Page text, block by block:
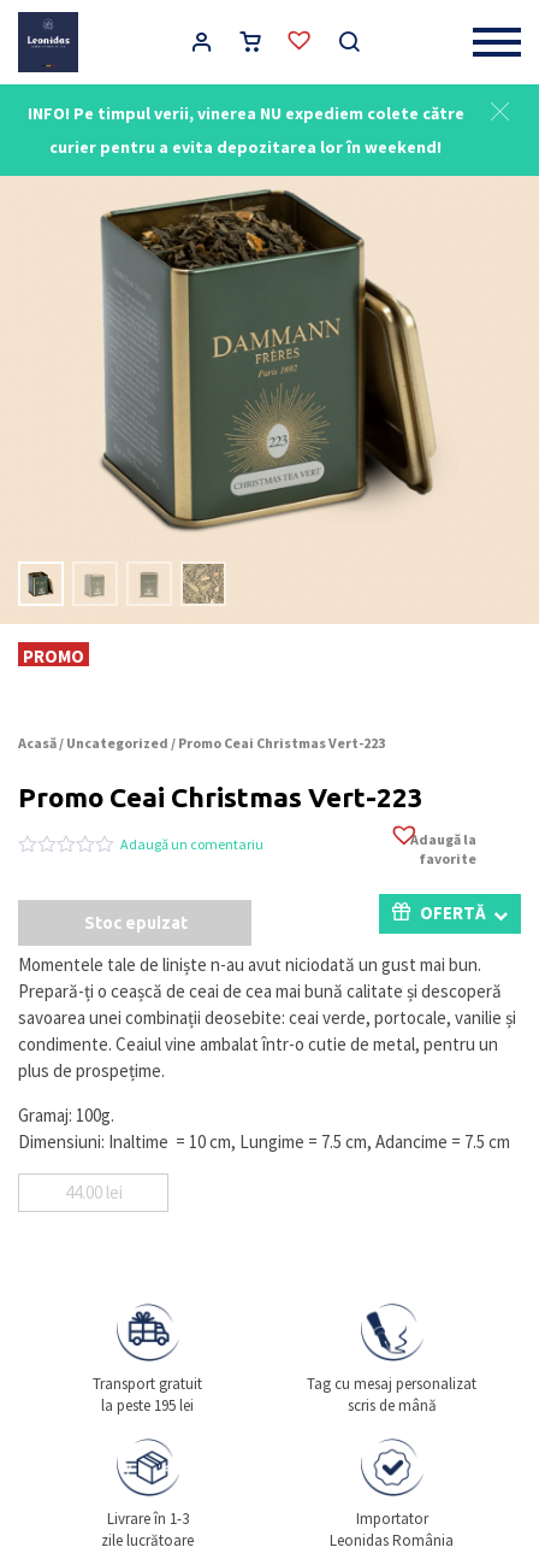
INFO! Pe timpul verii, vinerea NU expediem colete către
curier pentru a evita depozitarea lor în weekend!
Main Navigation
PROMO
Acasă / Uncategorized / Promo Ceai Christmas Vert-223
Promo Ceai Christmas Vert-223
5
pe
a
evaluări
la
clienți
Adaugă un comentariu
Adaugă la
favorite
Stoc epuizat OFERTĂ
Momentele tale de liniște n-au avut niciodată un gust mai bun.
Prepară-ți o ceașcă de ceai de cea mai bună calitate și descoperă
savoarea unei combinații deosebite: ceai verde, portocale, vanilie și
condimente. Ceaiul vine ambalat într-o cutie de metal, pentru un
plus de prospețime.
Gramaj: 100g.
Dimensiuni: Inaltime = 10 cm, Lungime = 7.5 cm, Adancime = 7.5 cm
44.00 lei
Transport gratuit
la peste 195 lei
Tag cu mesaj personalizat
scris de mână
Livrare în 1-3
zile lucrătoare
Importator
Leonidas România